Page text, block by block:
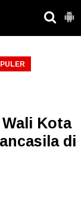
Kota
di